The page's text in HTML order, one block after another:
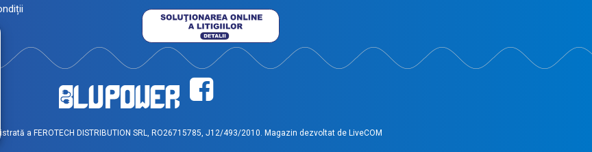
a FEROTECH DISTRIBUTION SRL, RO26715785, J12/493/2010. Magazin dezvoltat de LiveCOM